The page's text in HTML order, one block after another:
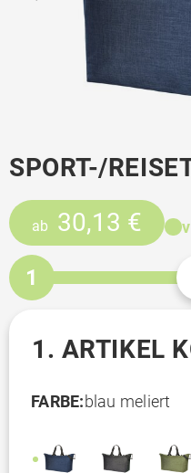
SPORT-/
ab 30,13 €
1
1. ARTIKEL
FARBE:blau meliert